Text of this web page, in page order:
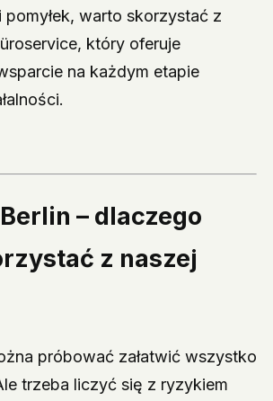
pomyłek, warto skorzystać z
który oferuje
na każdym etapie
– dlaczego
z naszej
próbować załatwić wszystko
trzeba liczyć się z ryzykiem